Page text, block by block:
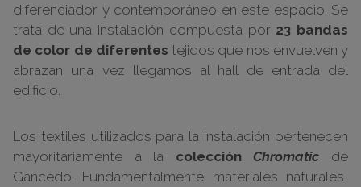
diferenciador y contemporáneo en este espacio. Se
trata de una instalación compuesta por 23 bandas
de color de diferentes tejidos que nos envuelven y
abrazan una vez llegamos al hall de entrada del
edificio.
Los textiles utilizados para la instalación pertenecen
mayoritariamente a la colecciónChromatic de
Gancedo. Fundamentalmente materiales naturales,